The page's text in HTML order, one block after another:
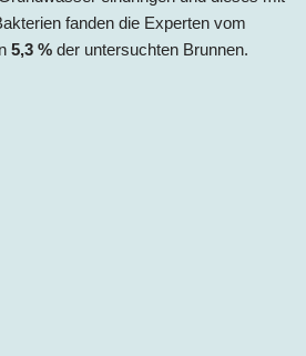
fanden die Experten vom
5,3 % der untersuchten Brunnen.